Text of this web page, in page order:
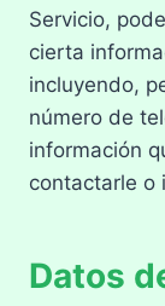
Servicio,
cierta
incluyendo,
número de
información
contactarle o
Datos